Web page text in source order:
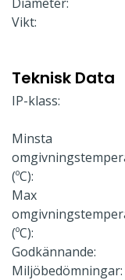
Vikt:
Teknisk Data
IP-klass:
Minsta
(ºC):
Max
(ºC):
Godkännande:
Miljöbedömningar: